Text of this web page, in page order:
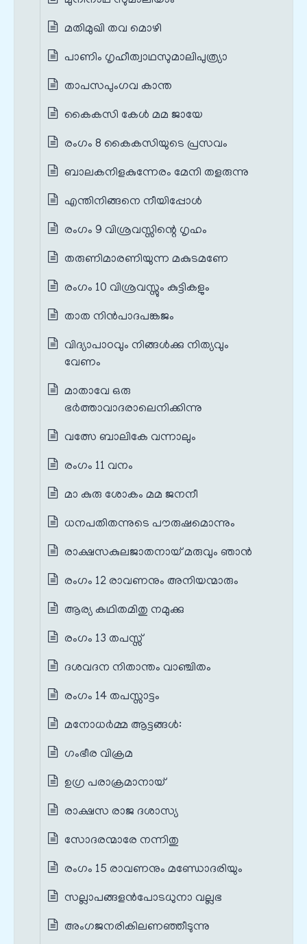
മതിമുഖി തവ മൊഴി
പാണിം ഗൃഹീത്വാഥസുമാലിപുത്ര്യാ
താപസപുംഗവ കാന്ത
കൈകസി കേൾ മമ ജായേ
രംഗം 8 കൈകസിയുടെ പ്രസവം
ബാലകനിളകുന്നേരം മേനി തളരുന്നു
എന്തിനിങ്ങനെ നീയിപ്പോൾ
രംഗം 9 വിശ്രവസ്സിന്റെ ഗൃഹം
തരുണിമാരണിയുന്ന മകുടമണേ
രംഗം 10 വിശ്രവസ്സും കുട്ടികളും
താത നിൻപാദപങ്കജം
വിദ്യാപാഠവും നിങ്ങൾക്കു നിത്യവും
വേണം
മാതാവേ ഒരു
ഭർത്താവാദരാലെനിക്കിന്നു
വത്സേ ബാലികേ വന്നാലും
രംഗം 11 വനം
മാ കുരു ശോകം മമ ജനനീ
ധനപതിതന്നുടെ പൗരുഷമൊന്നും
രാക്ഷസകുലജാതനായ് മരുവും ഞാൻ
രംഗം 12 രാവണനും അനിയന്മാരും
ആര്യ കഥിതമിതു നമുക്കു
രംഗം 13 തപസ്സ്
ദശവദന നിതാന്തം വാഞ്ചിതം
രംഗം 14 തപസ്സാട്ടം
മനോധർമ്മ ആട്ടങ്ങൾ:
ഗംഭീര വിക്രമ
ഉഗ്ര പരാക്രമാനായ്‌
രാക്ഷസ രാജ ദശാസ്യ
സോദരന്മാരേ നന്നിതു
രംഗം 15 രാവണനും മണ്ഡോദരിയും
സല്ലാപങ്ങളൻപോടധുനാ വല്ലഭ
അംഗജനരികിലണഞ്ഞീടുന്നു